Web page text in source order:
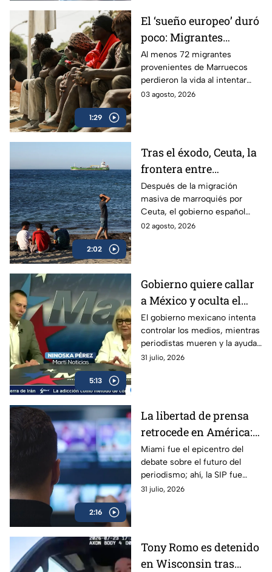
1:29
El ‘sueño europeo’ duró
poco: Migrantes
regresan a Marruecos
Al menos 72 migrantes
provenientes de Marruecos
perdieron la vida al intentar
superar las rompeolas y la valla
03 agosto, 2026
2:02
Tras el éxodo, Ceuta, la
frontera entre
Marruecos y España,
parece tranquila
Después de la migración
masiva de marroquiés por
Ceuta, el gobierno español
trabaja para contenerla,
02 agosto, 2026
5:13
Gobierno quiere callar
a México y oculta el
desvío de ayuda
humanitaria enviada a
Cuba
El gobierno mexicano intenta
controlar los medios, mientras
periodistas mueren y la ayuda
humanitaria enviada a Cuba
31 julio, 2026
2:16
La libertad de prensa
retrocede en América:
“La norma es la
impunidad”, dice la SIP
Miami fue el epicentro del
debate sobre el futuro del
periodismo; ahí, la SIP fue
clara al evidenciar que la
31 julio, 2026
Tony Romo es detenido
en Wisconsin tras